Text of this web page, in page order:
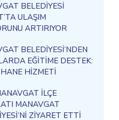
BELEDİYESİ
ULAŞIM
ARTIRIYOR
BELEDİYESİ’NDEN
EĞİTİME DESTEK:
HİZMETİ
İLÇE
MANAVGAT
ZİYARET ETTİ